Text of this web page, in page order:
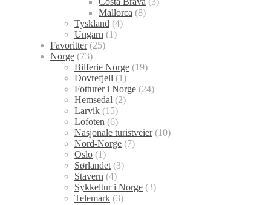
Mallorca (8)
Tyskland (4)
Ungarn (1)
Favoritter(25)
Norge (73)
Bilferie Norge (19)
Dovrefjell (1)
Fotturer i Norge (24)
Hemsedal (2)
Larvik (15)
Lofoten (6)
Nasjonale turistveier(10)
Nord-Norge (7)
Oslo (1)
Sørlandet (3)
Stavern (4)
Sykkeltur i Norge (3)
Telemark (3)